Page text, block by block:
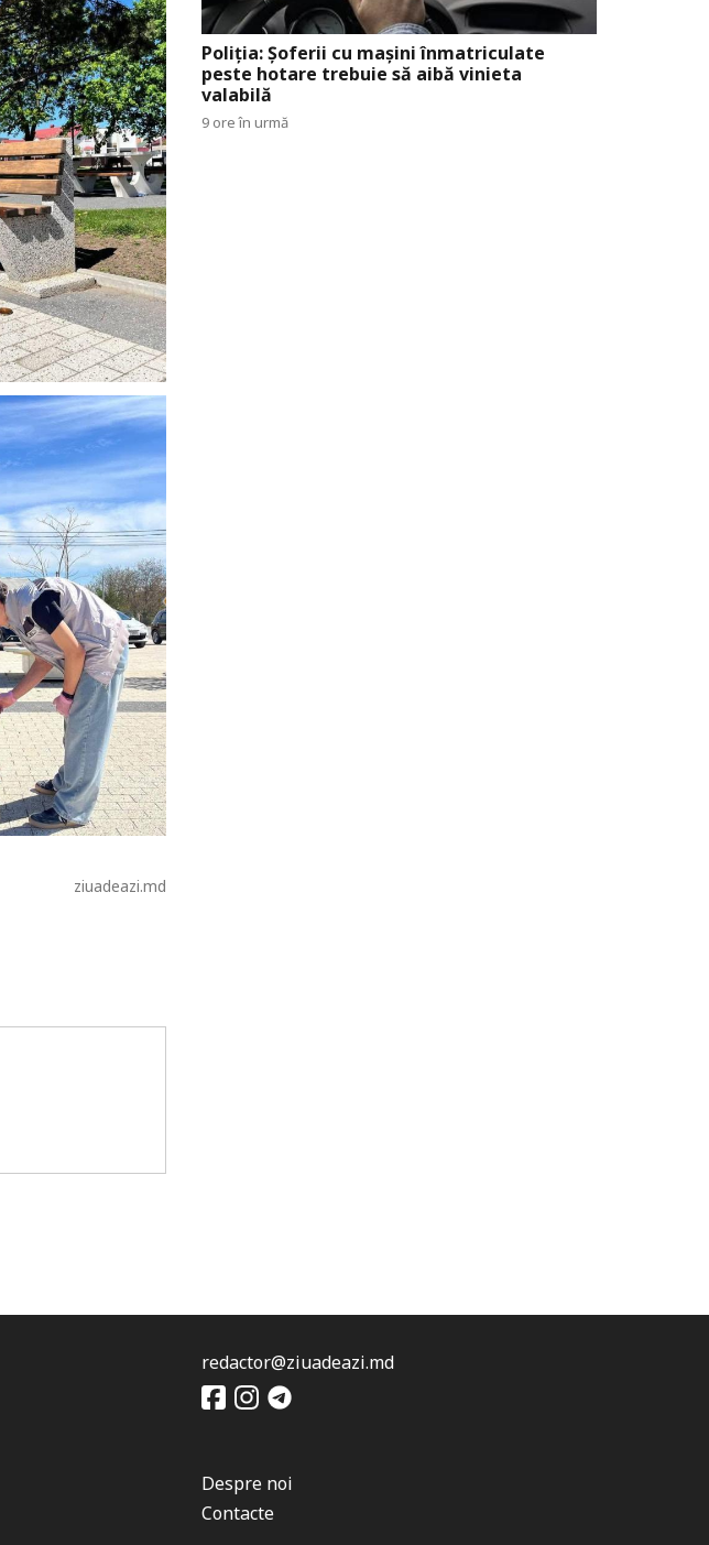
ziuadeazi.md
Poliția: Șoferii cu mașini înmatriculate
peste hotare trebuie să aibă vinieta
valabilă
9 ore în urmă
redactor@ziuadeazi.md
Despre noi
Contacte